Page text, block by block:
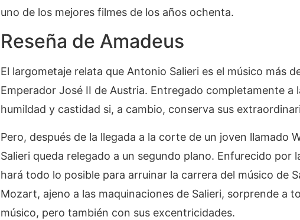
uno de los mejores filmes de los años ochenta.
Reseña de Amadeus
El largometaje relata que Antonio Salieri es el músico más
Emperador José II de Austria. Entregado completamente a
humildad y castidad si, a cambio, conserva sus
Pero, después de la llegada a la corte de un joven llamado
Salieri queda relegado a un segundo plano. Enfurecido por
hará todo lo posible para arruinar la carrera del músico de
Mozart, ajeno a las maquinaciones de Salieri, sorprende a
músico, pero también con sus excentricidades.